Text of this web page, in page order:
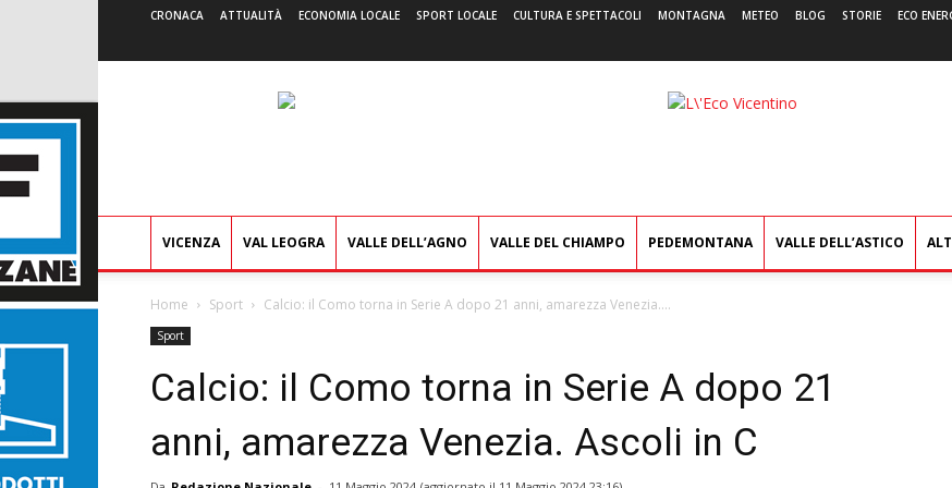
CRONACA ATTUALITÀ ECONOMIA LOCALE SPORT LOCALE CULTURA E SPETTACOLI MONTAGNA METEO BLOG STORIE ECO
L'Eco
VICENZA VAL LEOGRA VALLE DELL’AGNO VALLE DEL CHIAMPO PEDEMONTANA VALLE DELL’ASTICO
Home Sport Calcio: il Como torna in Serie A dopo 21 anni, amarezza Venezia....
Sport
Calcio: il Como torna in Serie A dopo 21
anni, amarezza Venezia. Ascoli in C